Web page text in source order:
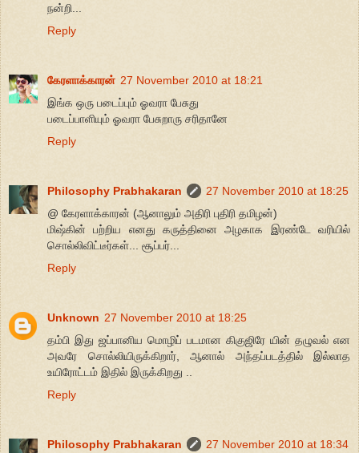
நன்றி...
Reply
கேரளாக்காரன் 27 November 2010 at 18:21
இங்க ஒரு படைப்பும் ஓவரா பேசுது
படைப்பாளியும் ஓவரா பேசுறாரு சரிதானே
Reply
Philosophy Prabhakaran
27 November 2010 at 18:25
@ கேரளாக்காரன் (ஆனாலும் அதிரி புதிரி தமிழன்)
மிஷ்கின் பற்றிய எனது கருத்தினை அழகாக இரண்டே வரியில்
சொல்லிவிட்டீர்கள்... சூப்பர்...
Reply
Unknown 27 November 2010 at 18:25
தம்பி இது ஜப்பானிய மொழிப் படமான கிகுஜிரே யின் தழுவல் என
அவரே சொல்லியிருக்கிறார், ஆனால் அந்தப்படத்தில் இல்லாத
உயிரோட்டம் இதில் இருக்கிறது ..
Reply
Philosophy Prabhakaran
27 November 2010 at 18:34